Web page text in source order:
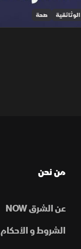
صحة
من نحن
عن الشرق NOW
الشروط و الأحكام